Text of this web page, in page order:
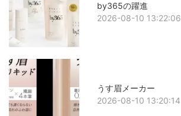
by365の躍進
2026-08-10 13:22:06
うす眉メーカー
2026-08-10 13:20:14